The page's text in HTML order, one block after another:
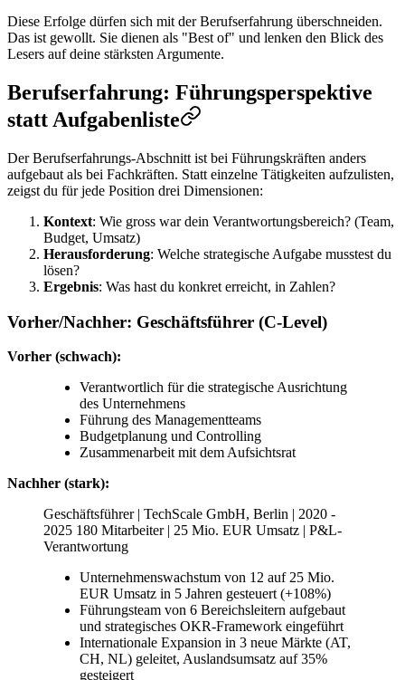
Diese Erfolge dürfen sich mit der Berufserfahrung überschneiden.
Das ist gewollt. Sie dienen als "Best of" und lenken den Blick des
Lesers auf deine stärksten Argumente.
Berufserfahrung: Führungsperspektive
statt Aufgabenliste
Der Berufserfahrungs-Abschnitt ist bei Führungskräften anders
aufgebaut als bei Fachkräften. Statt einzelne Tätigkeiten aufzulisten,
zeigst du für jede Position drei Dimensionen:
Kontext: Wie gross war dein Verantwortungsbereich? (Team,
Budget, Umsatz)
Herausforderung: Welche strategische Aufgabe musstest du
lösen?
Ergebnis: Was hast du konkret erreicht, in Zahlen?
Vorher/Nachher: Geschäftsführer (C-Level)
Vorher (schwach):
Verantwortlich für die strategische Ausrichtung
des Unternehmens
Führung des Managementteams
Budgetplanung und Controlling
Zusammenarbeit mit dem Aufsichtsrat
Nachher (stark):
Geschäftsführer | TechScale GmbH, Berlin | 2020 -
2025 180 Mitarbeiter | 25 Mio. EUR Umsatz | P&L-
Verantwortung
Unternehmenswachstum von 12 auf 25 Mio.
EUR Umsatz in 5 Jahren gesteuert (+108%)
Führungsteam von 6 Bereichsleitern aufgebaut
und strategisches OKR-Framework eingeführt
Internationale Expansion in 3 neue Märkte (AT,
CH, NL) geleitet, Auslandsumsatz auf 35%
gesteigert